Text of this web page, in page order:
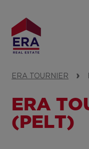
inhoud
ERA TOURNIER
ERA
(PELT)